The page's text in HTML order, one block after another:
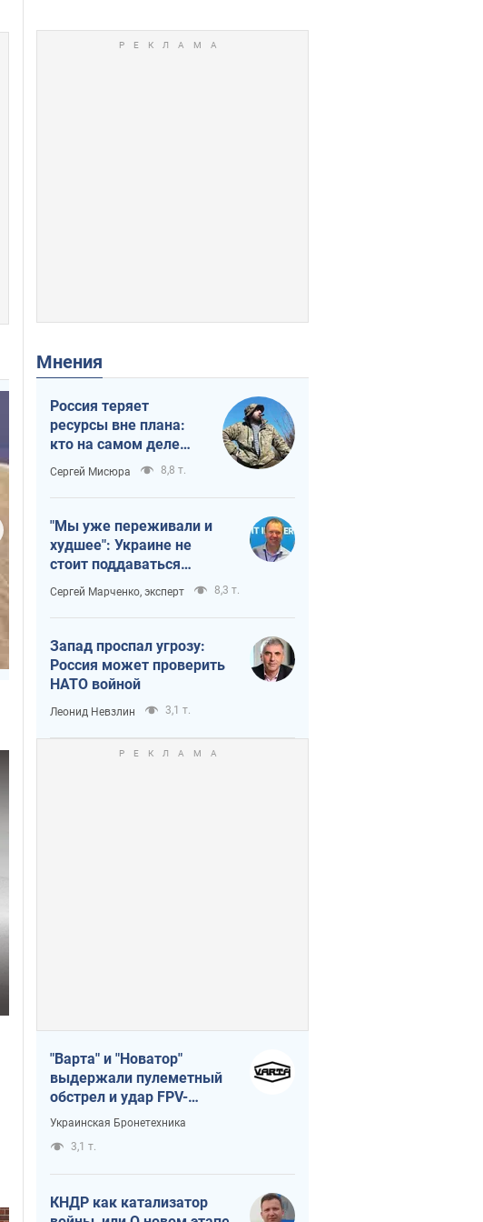
Мнения
Россия теряет
ресурсы вне плана:
кто на самом деле
диктует темп войны
Сергей Мисюра 8,8 т.
"Мы уже переживали и
худшее": Украине не
стоит поддаваться
отчаянию из-за
ракетного террора
Сергей Марченко, эксперт 8,3 т.
Запад проспал угрозу:
Россия может проверить
НАТО войной
Леонид Невзлин 3,1 т.
"Варта" и "Новатор"
выдержали пулеметный
обстрел и удар FPV-
дрона, сохранив жизнь
Украинская Бронетехника
3,1 т.
КНДР как катализатор